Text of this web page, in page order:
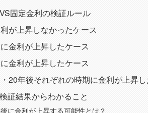
固定金利の検証ルール
が上昇しなかったケース
金利が上昇したケース
金利が上昇したケース
20年後それぞれの時期に金利が上昇し
検証結果からわかること
に金利が上昇する可能性とは？